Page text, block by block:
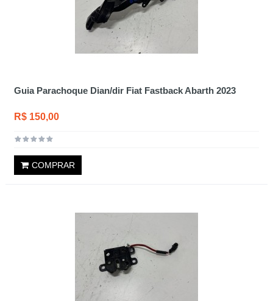
Guia Parachoque Dian/dir Fiat Fastback Abarth 2023
R$ 150,00
COMPRAR